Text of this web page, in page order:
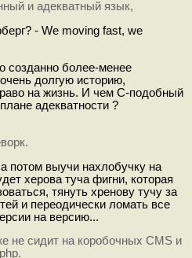
и адекватный язык,
- We moving fast, we
созданно более-менее
долгую историю,
на жизнь. И чем C-подобный
адекватности ?
потом выучи нахлобучку на
херова туча фигни, которая
тянуть хренову тучу за
и переодически ломать все
на версию...
не сидит на коробочных CMS и